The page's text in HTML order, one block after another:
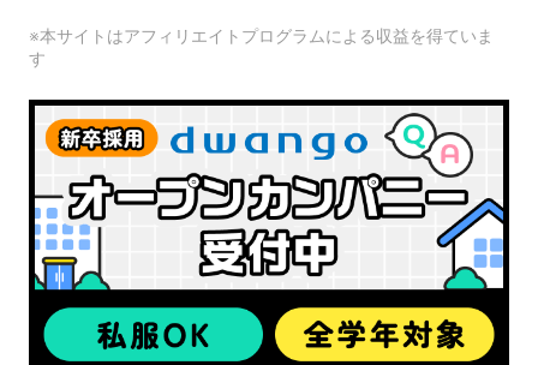
※本サイトはアフィリエイトプログラムによる収益を得ていま
す